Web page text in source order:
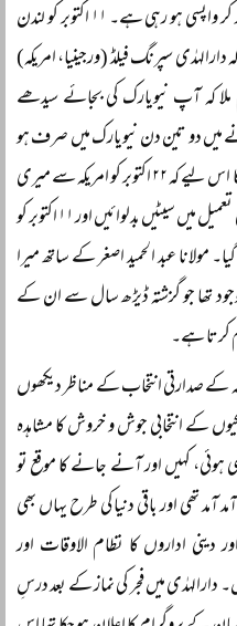
ڈی سی کے علاقے میں تقریباً بیس دن گزار کر واپسی ہو رہی ہے۔ ۱۱ اکتوبر کو لندن
سپرنگ فیلڈ (ورجینیا، امریکہ)
ملا کہ آپ نیویارک کی بجائے سیدھے
میں دو تین دن نیویارک میں صرف ہو
جائیں گے اور ہمارے لیے وقت کم رہے گا اس لیے کہ ۲۲ اکتوبر کو امریکہ سے میری
واپسی کا پروگرام تھا۔ بہرحال ان کے حکم کی تعمیل میں سیٹیں بدلوائیں اور ۱۱ اکتوبر کو
عبد الحمید اصغر کے ساتھ میرا
تھا جو گزشتہ ڈیڑھ سال سے ان کے
کرتا ہے۔
کے صدارتی انتخاب کے مناظر دیکھوں
کے انتخابی جوش و خروش کا مشاہدہ
ہوئی، کہیں اور آنے جانے کا موقع تو
تھی اور باقی دنیا کی طرح یہاں بھی
دینی اداروں کا نظام الاوقات اور
میں فجر کی نماز کے بعد درسِ